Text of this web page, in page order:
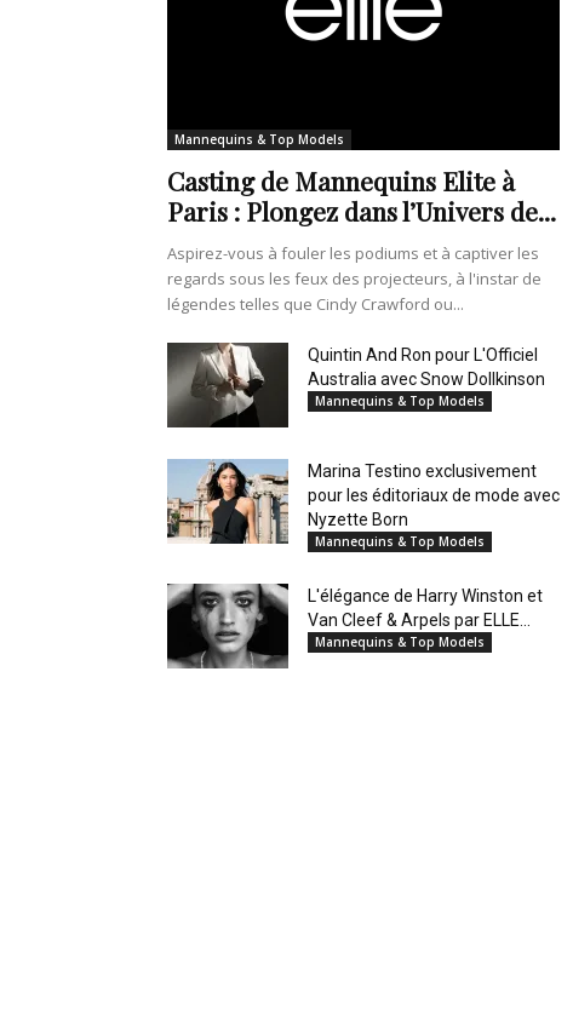
Mannequins & Top Models
Casting de Mannequins Elite à
Paris : Plongez dans l’Univers de...
Aspirez-vous à fouler les podiums et à captiver les
regards sous les feux des projecteurs, à l'instar de
légendes telles que Cindy Crawford ou...
Quintin And Ron pour L'Officiel
Australia avec Snow Dollkinson
Mannequins & Top Models
Marina Testino exclusivement
pour les éditoriaux de mode avec
Nyzette Born
Mannequins & Top Models
L'élégance de Harry Winston et
Van Cleef & Arpels par ELLE...
Mannequins & Top Models